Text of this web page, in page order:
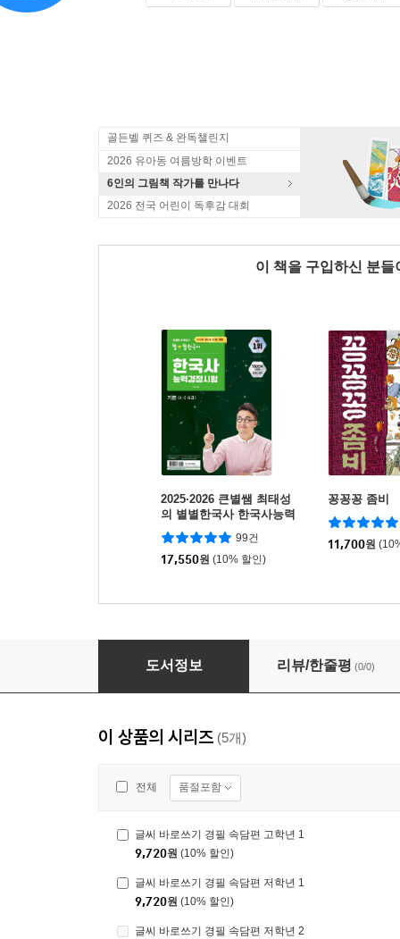
골든벨 퀴즈 & 완독챌린지
2026 유아동 여름방학 이벤트
6인의 그림책 작가를 만나다
2026 전국 어린이 독후감 대회
이 책을 구입하신 분
2025·2026 큰별쌤 최태성
의 별별한국사 한국사능력
검정시험 기본(4,5,6급)
99건
17,550원 (10% 할인)
꽁꽁꽁 좀비
11,700원
글씨 바로쓰기 경필 속담편 고학년 1
도서정보 리뷰/한줄평 (0/0)
이 상품의 시리즈 (5개)
전체 품절포함
글씨 바로쓰기 경필 속담편 고학년 1
9,720원 (10% 할인)
글씨 바로쓰기 경필 속담편 저학년 1
9,720원 (10% 할인)
글씨 바로쓰기 경필 속담편 저학년 2